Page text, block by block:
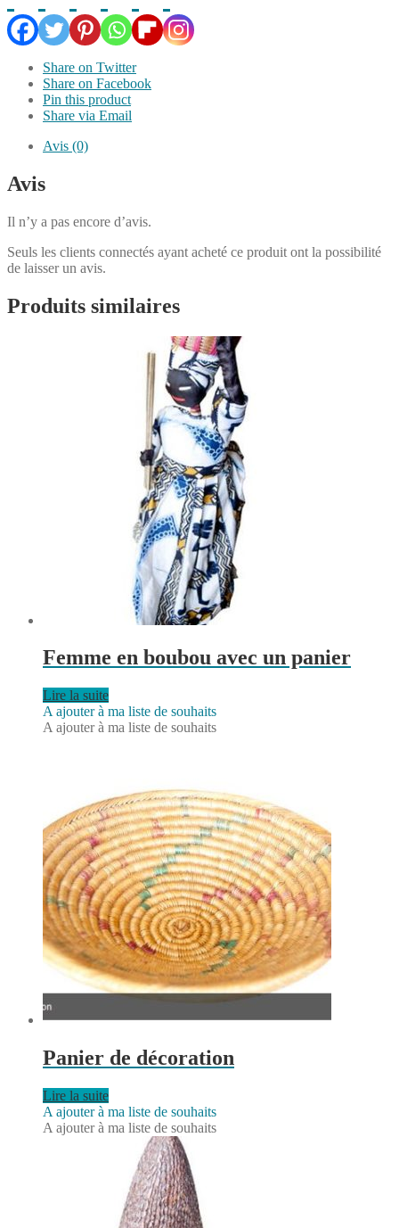
Share on Twitter
Share on Facebook
Pin this product
Share via Email
Avis (0)
Avis
Il n’y a pas encore d’avis.
Seuls les clients connectés ayant acheté ce produit ont la possibilité
de laisser un avis.
Produits similaires
Femme en boubou avec un panier
Lire la suite
A ajouter à ma liste de souhaits
A ajouter à ma liste de souhaits
Panier de décoration
Lire la suite
A ajouter à ma liste de souhaits
A ajouter à ma liste de souhaits